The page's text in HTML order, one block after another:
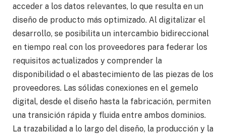
acceder a los datos relevantes, lo que resulta en un
diseño de producto más optimizado. Al digitalizar el
desarrollo, se posibilita un intercambio bidireccional
en tiempo real con los proveedores para federar los
requisitos actualizados y comprender la
disponibilidad o el abastecimiento de las piezas de los
proveedores. Las sólidas conexiones en el gemelo
digital, desde el diseño hasta la fabricación, permiten
una transición rápida y fluida entre ambos dominios.
La trazabilidad a lo largo del diseño, la producción y la